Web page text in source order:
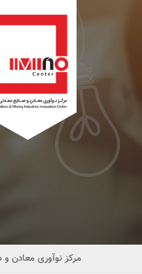
مرکز نوآوری معادن و